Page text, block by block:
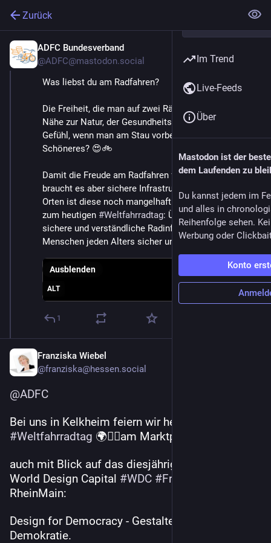
Zurück
ADFC Bundesverband
@ADFC@mastodon.social
Was liebst du am Radfahren?
Die Freiheit, die man auf zwei Rädern verspürt, die
Nähe zur Natur, der Gesundheitsaspekt oder dieses
Gefühl, wenn man am Stau vorbeiradelt: Was gibt es
Schöneres? 😍🚲
Damit die Freude am Radfahren für alle Alltag wird,
braucht es aber sichere Infrastruktur, denn in vielen
Orten ist diese noch mangelhaft. 👉 Unser Wunsch
zum heutigen #Weltfahrradtag: Überall durchgängige,
sichere und verständliche Radinfrastruktur, damit
Menschen jeden Alters sicher unterwegs sind. 🧡
ALT
Ausblenden
1
Franziska Wiebel
@franziska@hessen.social
@ADFC
#Weltfahrradtag 🌍🚴‍♂️am Marktplatz,
auch mit Blick auf das diesjährige Motto der
World Design Capital #WDC #Frankfurt
RheinMain:
Design for Democracy - Gestalten für
Demokratie.
Im Trend
Live-Feeds
Über
Mastodon ist der
dem Laufenden zu
Du kannst jedem im
und alles in
Reihenfolge sehen.
Werbung oder
Konto